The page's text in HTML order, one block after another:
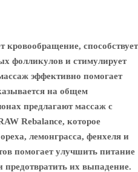
кровообращение, способствует
фолликулов и стимулирует
эффективно помогает
на общем
предлагают массаж с
Rebalance, которое
лемонграсса, фенхеля и
помогает улучшить питание
их выпадение.